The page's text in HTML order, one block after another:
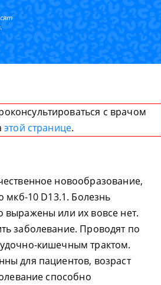
с врачом
этой странице.
новообразование,
мкб-10 D13.1. Болезнь
выражены или их вовсе нет.
заболевание. Проводят по
кишечным трактом.
для пациентов, возраст
способно